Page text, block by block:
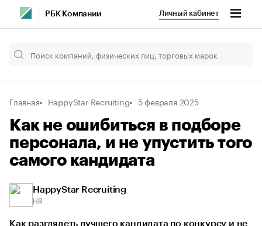
РБК Компании Личный кабинет
Главная HappyStar Recruiting 5 февраля 2025
Как не ошибиться в подборе
персонала, и не упустить того
самого кандидата
HappyStar Recruiting
HR
Как разглядеть лучшего кандидата по конкурсу и не